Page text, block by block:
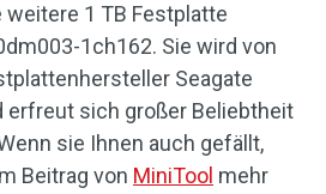
1 TB Festplatte
1ch162. Sie wird von
Seagate
erfreut sich großer Beliebtheit
sie Ihnen auch gefällt,
Beitrag von MiniTool mehr